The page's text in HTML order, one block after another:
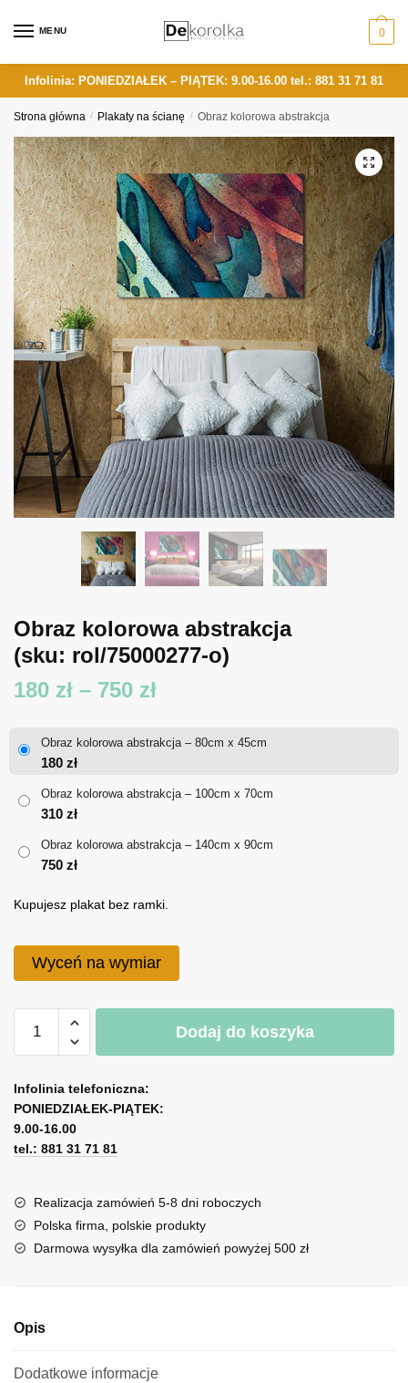
MENU 0
Infolinia: PONIEDZIAŁEK – PIĄTEK: 9.00-16.00 tel.: 881 31 71 81
Strona główna / Plakaty na ścianę / Obraz kolorowa abstrakcja
Obraz kolorowa abstrakcja
(sku: rol/75000277-o)
180 zł – 750 złZakres
od
180 zł
Obraz kolorowa abstrakcja – 80cm x 45cm
180 zł
Obraz kolorowa abstrakcja – 100cm x 70cm
310 zł
Obraz kolorowa abstrakcja – 140cm x 90cm
750 zł
Kupujesz plakat bez ramki.
Wyceń na wymiar
Obraz
abstrakcja
Dodaj do koszyka
l
t
e
r
a
t
i
Infolinia telefoniczna:
PONIEDZIAŁEK-PIĄTEK:
9.00-16.00
tel.: 881 31 71 81
Realizacja zamówień 5-8 dni roboczych
Polska firma, polskie produkty
Darmowa wysyłka dla zamówień powyżej 500 zł
Opis
Dodatkowe informacje